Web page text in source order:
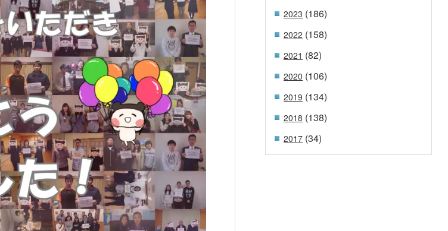
2023 (186)
2022 (158)
2021 (82)
2020 (106)
2019 (134)
2018 (138)
2017 (34)